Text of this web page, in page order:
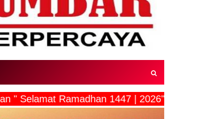
" Selamat Ramadhan 1447 | 2026"